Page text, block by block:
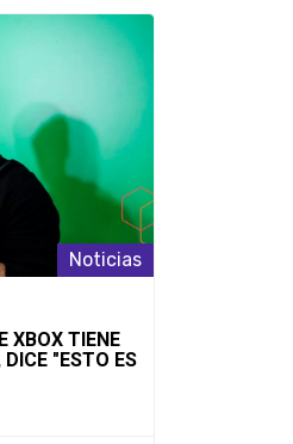
Noticias
XBOX TIENE
"ESTO ES